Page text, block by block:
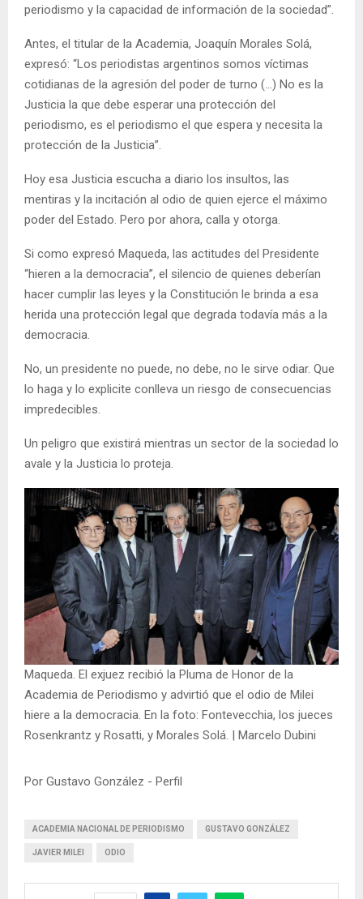
periodismo y la capacidad de información de la sociedad”.
Antes, el titular de la Academia, Joaquín Morales Solá,
expresó: “Los periodistas argentinos somos víctimas
cotidianas de la agresión del poder de turno (…) No es la
Justicia la que debe esperar una protección del
periodismo, es el periodismo el que espera y necesita la
protección de la Justicia”.
Hoy esa Justicia escucha a diario los insultos, las
mentiras y la incitación al odio de quien ejerce el máximo
poder del Estado. Pero por ahora, calla y otorga.
Si como expresó Maqueda, las actitudes del Presidente
“hieren a la democracia”, el silencio de quienes deberían
hacer cumplir las leyes y la Constitución le brinda a esa
herida una protección legal que degrada todavía más a la
democracia.
No, un presidente no puede, no debe, no le sirve odiar. Que
lo haga y lo explicite conlleva un riesgo de consecuencias
impredecibles.
Un peligro que existirá mientras un sector de la sociedad lo
avale y la Justicia lo proteja.
Maqueda. El exjuez recibió la Pluma de Honor de la
Academia de Periodismo y advirtió que el odio de Milei
hiere a la democracia. En la foto: Fontevecchia, los jueces
Rosenkrantz y Rosatti, y Morales Solá. | Marcelo Dubini
Por Gustavo González - Perfil
ACADEMIA NACIONAL DE PERIODISMO GUSTAVO GONZÁLEZ
JAVIER MILEI ODIO